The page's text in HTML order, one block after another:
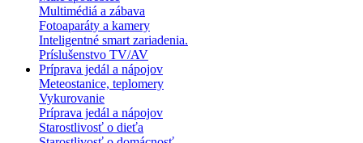
Multimédiá a zábava
Fotoaparáty a kamery
Inteligentné smart zariadenia.
Príslušenstvo TV/AV
Príprava jedál a nápojov
Meteostanice, teplomery
Vykurovanie
Príprava jedál a nápojov
Starostlivosť o dieťa